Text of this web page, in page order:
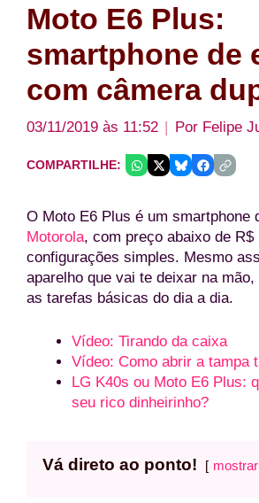
Moto E6 Plus:
smartphone de
com câmera
03/11/2019 às 11:52 Por Felipe
COMPARTILHE:
O Moto E6 Plus é um smartphone
Motorola, com preço abaixo de R$
configurações simples. Mesmo
aparelho que vai te deixar na
as tarefas básicas do dia a dia.
Vídeo: Tirando da caixa
Vídeo: Como abrir a tampa
LG K40s ou Moto E6 Plus:
seu rico dinheirinho?
Vá direto ao ponto! mostrar